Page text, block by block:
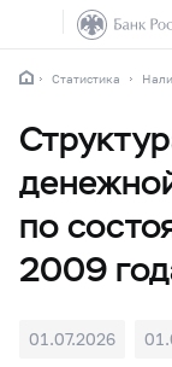
Статистика
по
2009
01.07.2026